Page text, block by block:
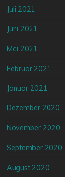
Juli 2021
Juni 2021
Mai 2021
Februar 2021
Januar 2021
Dezember 2020
November 2020
September 2020
August 2020